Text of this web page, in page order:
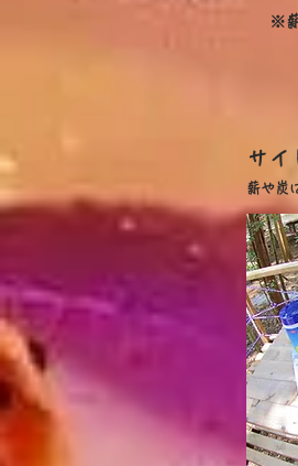
​※
サイ
薪や炭